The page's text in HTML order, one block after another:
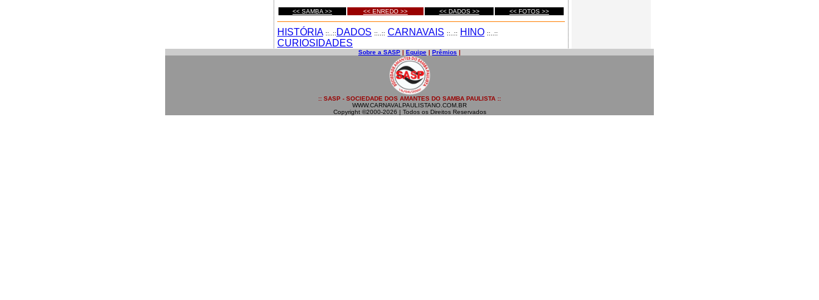
<< SAMBA >> << ENREDO >> << DADOS >> << FOTOS >>
HISTÓRIA ::..:: DADOS ::..:: CARNAVAIS ::..:: HINO ::..::
CURIOSIDADES
Sobre a SASP | Equipe | Prêmios |
:: SASP - SOCIEDADE DOS AMANTES DO SAMBA PAULISTA ::
WWW.CARNAVALPAULISTANO.COM.BR
Copyright ©2000-2026 | Todos os Direitos Reservados